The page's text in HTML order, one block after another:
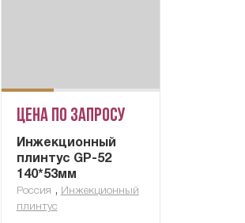
Цена по запросу
Инжекционный
плинтус GP-52
140*53мм
Россия , Инжекционный
плинтус